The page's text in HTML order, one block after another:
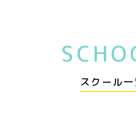
スクール一